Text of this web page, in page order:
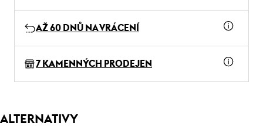
AŽ 60 DNŮ NA VRÁCENÍ
7 KAMENNÝCH PRODEJEN
ALTERNATIVY